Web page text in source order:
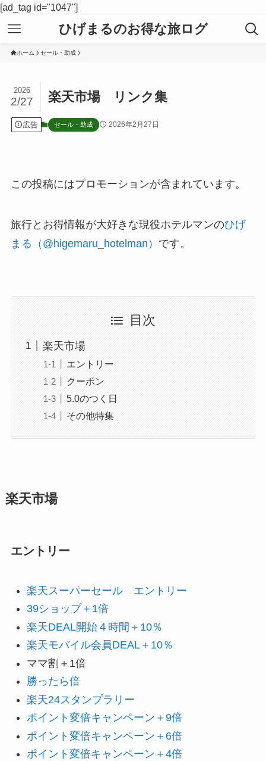
[ad_tag id="1047"]
ひげまるのお得な旅ログ
ホーム セール・助成
楽天市場 リンク集
2026
2/27
広告 セール・助成 2026年2月27日
この投稿にはプロモーションが含まれています。
旅行とお得情報が大好きな現役ホテルマンのひげ
まる（@higemaru_hotelman） です。
目次
楽天市場
エントリー
クーポン
5.0のつく日
その他特集
楽天市場
エントリー
楽天スーパーセール エントリー
39ショップ＋1倍
楽天DEAL開始４時間＋10％
楽天モバイル会員DEAL＋10％
ママ割＋1倍
勝ったら倍
楽天24スタンプラリー
ポイント変倍キャンペーン＋9倍
ポイント変倍キャンペーン＋6倍
ポイント変倍キャンペーン＋4倍